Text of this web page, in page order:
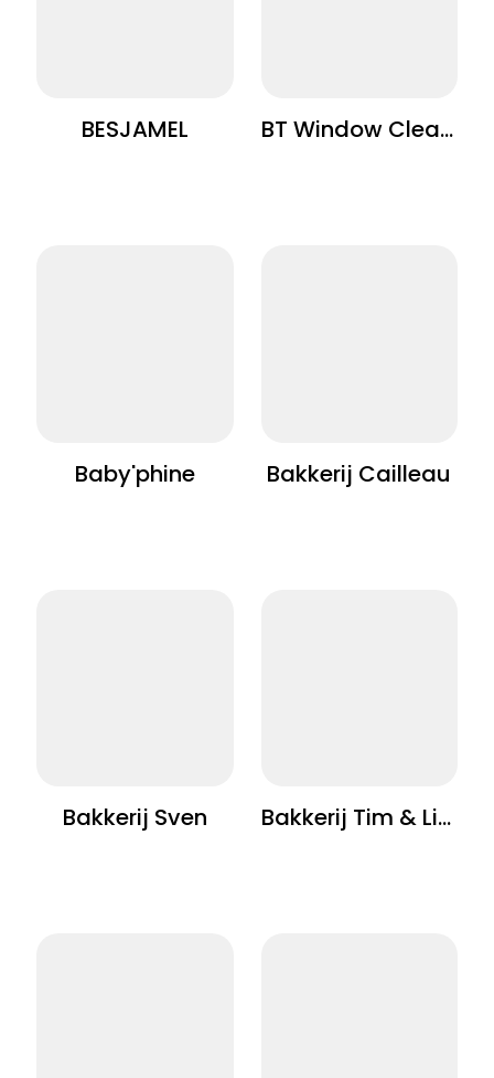
BESJAMEL BT Window Cleaning
Baby'phine Bakkerij Cailleau
Bakkerij Sven Bakkerij Tim & Lies